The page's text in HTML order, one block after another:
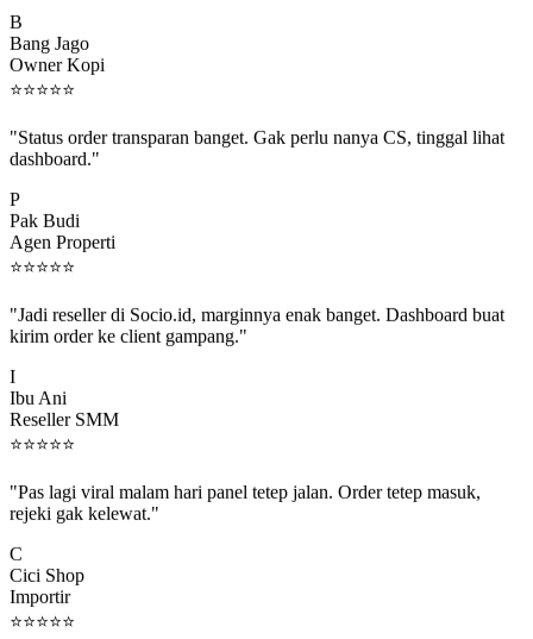
Bang Jago
Owner Kopi
⭐⭐⭐⭐⭐
dashboard."
Pak Budi
Agen Properti
⭐⭐⭐⭐⭐
kirim order ke client gampang."
Ibu Ani
Reseller SMM
⭐⭐⭐⭐⭐
rejeki gak kelewat."
Cici Shop
Importir
⭐⭐⭐⭐⭐